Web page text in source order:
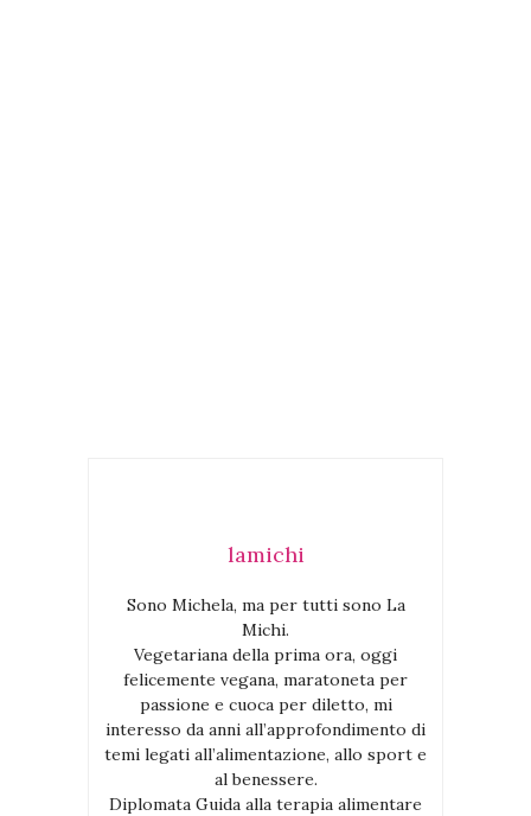
lamichi
Sono Michela, ma per tutti sono La
Michi.
Vegetariana della prima ora, oggi
felicemente vegana, maratoneta per
passione e cuoca per diletto, mi
interesso da anni all’approfondimento di
temi legati all’alimentazione, allo sport e
al benessere.
Diplomata Guida alla terapia alimentare